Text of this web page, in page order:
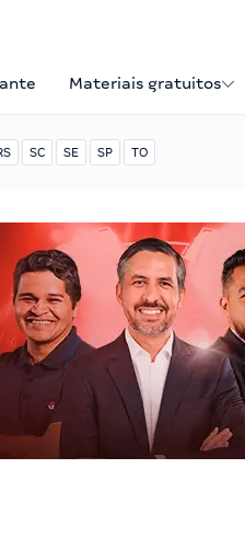
Materiais gratuitos
SC SE SP TO